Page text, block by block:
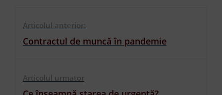
Articolul anterior:
Contractul de muncă în pandemie
Articolul urmator